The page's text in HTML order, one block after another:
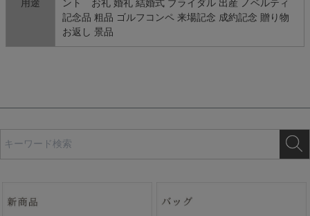
用途
ント お礼 婚礼 結婚式 ブライダル 出産 ノベルティ
記念品 粗品 ゴルフコンペ 来場記念 成約記念 贈り物
お返し 景品